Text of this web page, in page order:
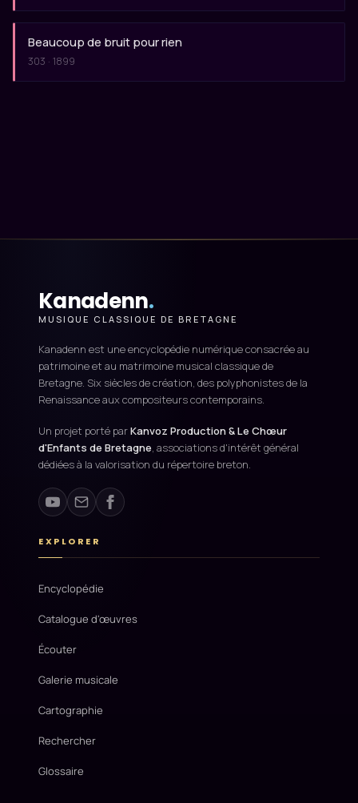
Beaucoup de bruit pour rien
303 · 1899
Kanadenn.
MUSIQUE CLASSIQUE DE BRETAGNE
Kanadenn est une encyclopédie numérique consacrée au
patrimoine et au matrimoine musical classique de
Bretagne. Six siècles de création, des polyphonistes de la
Renaissance aux compositeurs contemporains.
Un projet porté parKanvoz Production & Le Chœur
d'Enfants de Bretagne, associations d'intérêt général
dédiées à la valorisation du répertoire breton.
EXPLORER
Encyclopédie
Catalogue d'œuvres
Écouter
Galerie musicale
Cartographie
Rechercher
Glossaire